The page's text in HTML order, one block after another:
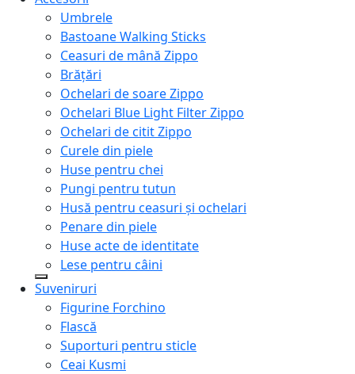
Umbrele
Bastoane Walking Sticks
Ceasuri de mână Zippo
Brățări
Ochelari de soare Zippo
Ochelari Blue Light Filter Zippo
Ochelari de citit Zippo
Curele din piele
Huse pentru chei
Pungi pentru tutun
Husă pentru ceasuri și ochelari
Penare din piele
Huse acte de identitate
Lese pentru câini
Suveniruri
Figurine Forchino
Flască
Suporturi pentru sticle
Ceai Kusmi